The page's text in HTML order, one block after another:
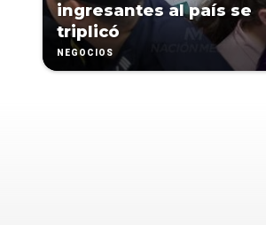
ingresantes al país se
triplicó
NEGOCIOS